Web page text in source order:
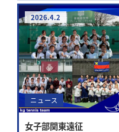
2026.4.2
ニュース
女子部関東遠征